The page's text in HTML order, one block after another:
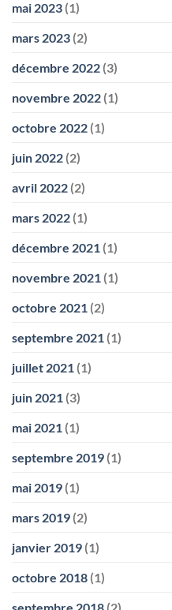
mai 2023 (1)
mars 2023 (2)
décembre 2022 (3)
novembre 2022 (1)
octobre 2022 (1)
juin 2022 (2)
avril 2022 (2)
mars 2022 (1)
décembre 2021 (1)
novembre 2021 (1)
octobre 2021 (2)
septembre 2021 (1)
juillet 2021 (1)
juin 2021 (3)
mai 2021 (1)
septembre 2019 (1)
mai 2019 (1)
mars 2019 (2)
janvier 2019 (1)
octobre 2018 (1)